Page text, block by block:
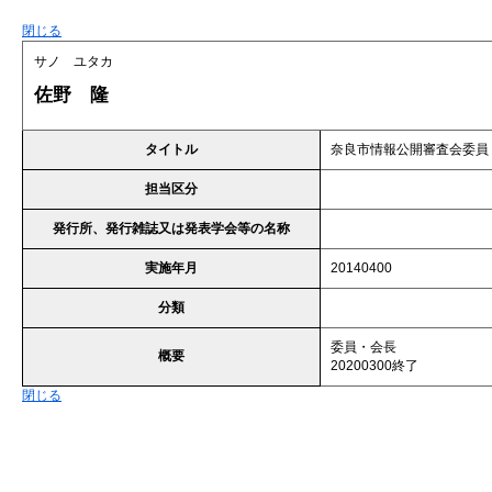
閉じる
サノ ユタカ
佐野 隆
タイトル 奈良市情報公開審査会委員
担当区分
発行所、発行雑誌又は発表学会等の名称
実施年月 20140400
分類
概要
委員・会長
20200300終了
閉じる